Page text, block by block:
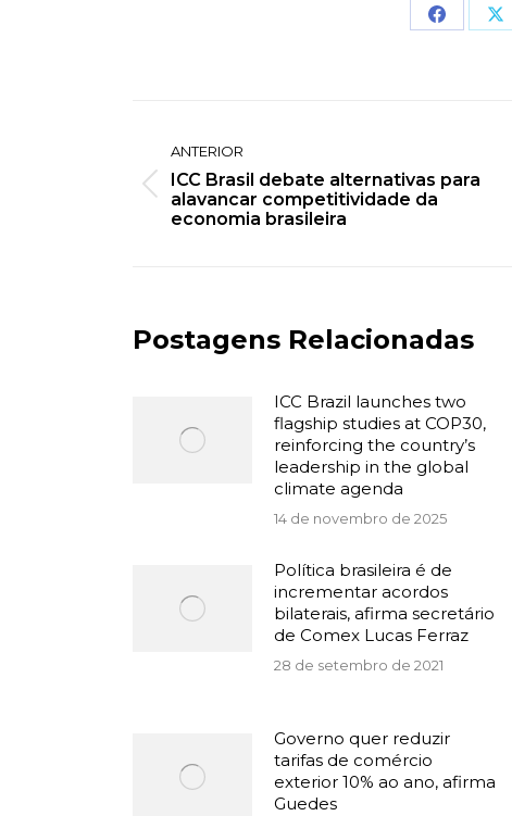
Share
de
post:
ANTERIOR
Post
anterior:
ICC Brasil debate alternativas para
alavancar competitividade da
economia brasileira
Postagens Relacionadas
ICC Brazil launches two
flagship studies at COP30,
reinforcing the country’s
leadership in the global
climate agenda
14 de novembro de 2025
Política brasileira é de
incrementar acordos
bilaterais, afirma secretário
de Comex Lucas Ferraz
28 de setembro de 2021
Governo quer reduzir
tarifas de comércio
exterior 10% ao ano, afirma
Guedes